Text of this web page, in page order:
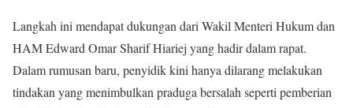
Langkah ini mendapat dukungan dari Wakil Menteri Hukum dan
HAM Edward Omar Sharif Hiariej yang hadir dalam rapat.
Dalam rumusan baru, penyidik kini hanya dilarang melakukan
tindakan yang menimbulkan praduga bersalah seperti pemberian